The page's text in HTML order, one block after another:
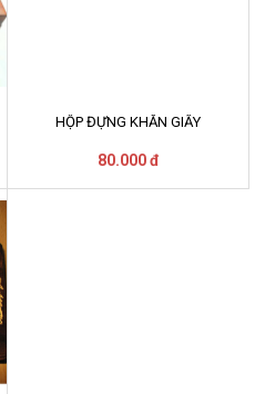
HỘP ĐỰNG KHĂN GIẤY
80.000 đ